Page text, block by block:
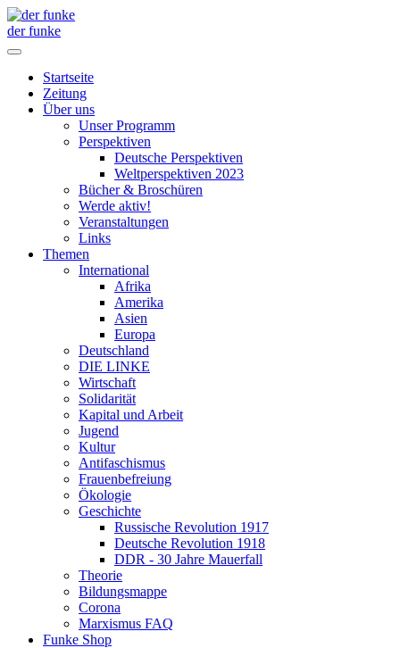
der funke
Startseite
Zeitung
Über uns
Unser Programm
Perspektiven
Deutsche Perspektiven
Weltperspektiven 2023
Bücher & Broschüren
Werde aktiv!
Veranstaltungen
Links
Themen
International
Afrika
Amerika
Asien
Europa
Deutschland
DIE LINKE
Wirtschaft
Solidarität
Kapital und Arbeit
Jugend
Kultur
Antifaschismus
Frauenbefreiung
Ökologie
Geschichte
Russische Revolution 1917
Deutsche Revolution 1918
DDR - 30 Jahre Mauerfall
Theorie
Bildungsmappe
Corona
Marxismus FAQ
Funke Shop